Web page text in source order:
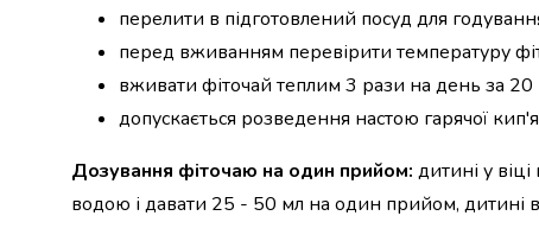
Борошно
Приправа
перець
Кухонна
сіль
Оцет
Продукти
для
перелити в підготовлений посуд для
перед вживанням перевірити температуру
вживати фіточай теплим 3 рази на день за
допускається розведення настою гарячої
Дозування фіточаю на один прийом: дитині у
водою і давати 25 - 50 мл на один прийом, дитині